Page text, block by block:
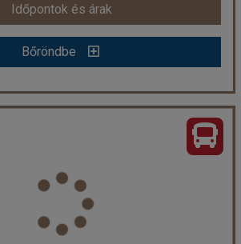
Időpontok és árak
Bőröndbe
Látogatás a diktátor rezidenciáján a Sasfészekben és séta Salzburgban
Város: Salzburg
Utazás módja:Busszal
Ellátás nélkül
Szálláskategória:
Részvételi alapár